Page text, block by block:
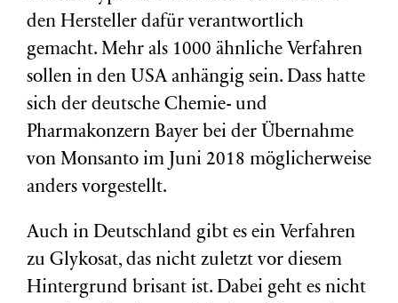
den Hersteller dafür verantwortlich
gemacht. Mehr als 1000 ähnliche Verfahren
sollen in den USA anhängig sein. Dass hatte
sich der deutsche Chemie- und
Pharmakonzern Bayer bei der Übernahme
von Monsanto im Juni 2018 möglicherweise
anders vorgestellt.
Auch in Deutschland gibt es ein Verfahren
zu Glykosat, das nicht zuletzt vor diesem
Hintergrund brisant ist. Dabei geht es nicht